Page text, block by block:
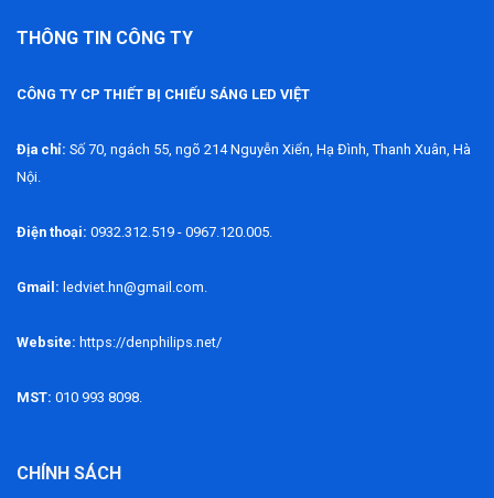
THÔNG TIN CÔNG TY
CÔNG TY CP THIẾT BỊ CHIẾU SÁNG LED VIỆT
Địa chỉ: Số 70, ngách 55, ngõ 214 Nguyễn Xiển, Hạ Đình, Thanh Xuân, Hà
Nội.
Điện thoại: 0932.312.519 - 0967.120.005.
Gmail: ledviet.hn@gmail.com.
Website: https://denphilips.net/
MST: 010 993 8098.
CHÍNH SÁCH